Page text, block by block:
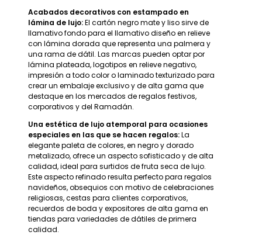
Acabados decorativos con estampado en
lámina de lujo:El cartón negro mate y liso sirve de
llamativo fondo para el llamativo diseño en relieve
con lámina dorada que representa una palmera y
una rama de dátil. Las marcas pueden optar por
lámina plateada, logotipos en relieve negativo,
impresión a todo color o laminado texturizado para
crear un embalaje exclusivo y de alta gama que
destaque en los mercados de regalos festivos,
corporativos y del Ramadán.
Una estética de lujo atemporal para ocasiones
especiales en las que se hacen regalos:La
elegante paleta de colores, en negro y dorado
metalizado, ofrece un aspecto sofisticado y de alta
calidad, ideal para surtidos de fruta seca de lujo.
Este aspecto refinado resulta perfecto para regalos
navideños, obsequios con motivo de celebraciones
religiosas, cestas para clientes corporativos,
recuerdos de boda y expositores de alta gama en
tiendas para variedades de dátiles de primera
calidad.